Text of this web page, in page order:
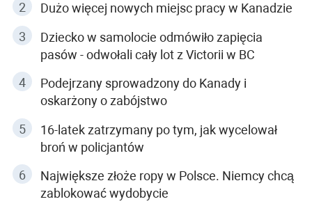
Dużo więcej nowych miejsc pracy w Kanadzie
Dziecko w samolocie odmówiło zapięcia
pasów - odwołali cały lot z Victorii w BC
Podejrzany sprowadzony do Kanady i
oskarżony o zabójstwo
16-latek zatrzymany po tym, jak wycelował
broń w policjantów
Największe złoże ropy w Polsce. Niemcy chcą
zablokować wydobycie